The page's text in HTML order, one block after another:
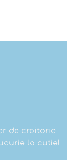
de croitorie
la cutie!